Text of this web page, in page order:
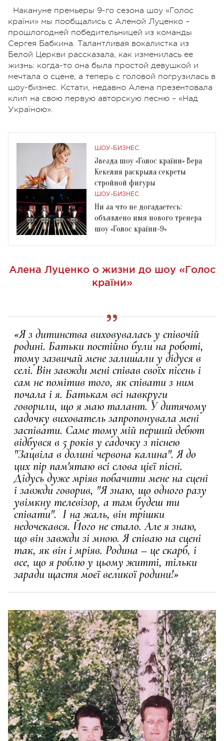
Накануне премьеры 9-го сезона шоу «Голос
країни» мы пообщались с Аленой Луценко –
прошлогодней победительницей из команды
Сергея Бабкина. Талантливая вокалистка из
Белой Церкви рассказала, как изменилась ее
жизнь: когда-то она была простой девушкой и
мечтала о сцене, а теперь с головой погрузилась в
шоу-бизнес. Кстати, недавно Алена презентовала
клип на свою первую авторскую песню – «Над
Україною».
ШОУ-БИЗНЕС
Звезда шоу «Голос країни» Вера
Кекелия раскрыла секреты
стройной фигуры
ШОУ-БИЗНЕС
Ни за что не догадаетесь:
объявлено имя нового тренера
шоу «Голос країни-9»
Алена Луценко о жизни до шоу «Голос
країни»
«Я з дитинства виховувалась у співочій
родині. Батьки постійно були на роботі,
тому зазвичай мене залишали у дідуся в
селі. Він завжди мені співав своїх пісень і
сам не помітив того, як співати з ним
почала і я. Батькам всі навкруги
говорили, що я маю талант. У дитячому
садочку вихователь запропонувала мені
заспівати. Саме тому мій перший дебют
відбувся в 5 років у садочку з піснею
"Зацвіла в долині червона калина". Я до
цих пір пам'ятаю всі слова цієї пісні.
Дідусь дуже мріяв побачити мене на сцені
і завжди говорив, "Я знаю, що одного разу
увімкну телевізор, а там будеш ти
співати". І на жаль, він трішки
недочекався. Його не стало. Але я знаю,
що він завжди зі мною. Я співаю на сцені
так, як він і мріяв. Родина – це скарб, і
все, що я роблю у цьому житті, тільки
заради щастя моєї великої родини!»